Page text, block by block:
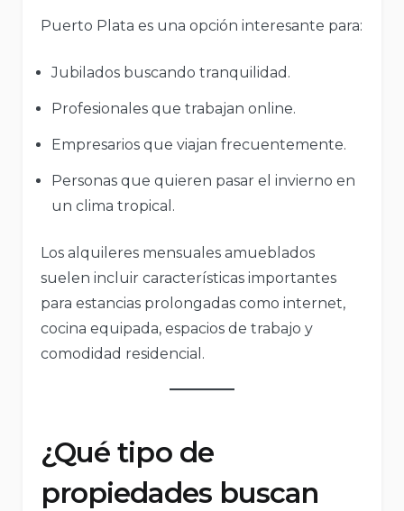
Puerto Plata es una opción interesante para:
Jubilados buscando tranquilidad.
Profesionales que trabajan online.
Empresarios que viajan frecuentemente.
Personas que quieren pasar el invierno en
un clima tropical.
Los alquileres mensuales amueblados
suelen incluir características importantes
para estancias prolongadas como internet,
cocina equipada, espacios de trabajo y
comodidad residencial.
¿Qué tipo de
propiedades buscan